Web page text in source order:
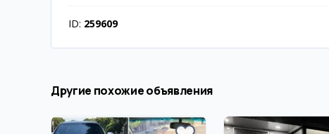
ID: 259609
Другие похожие объявления